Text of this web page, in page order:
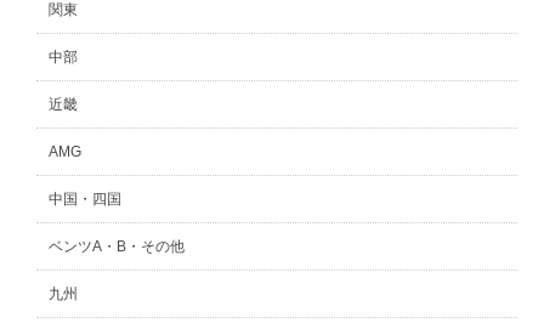
関東
中部
近畿
AMG
中国・四国
ベンツA・B・その他
九州